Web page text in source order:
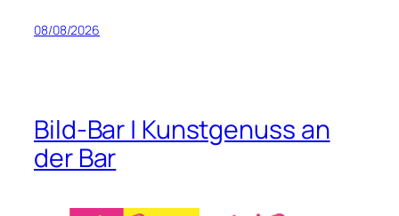
08/08/2026
Bild-Bar | Kunstgenuss an
der Bar